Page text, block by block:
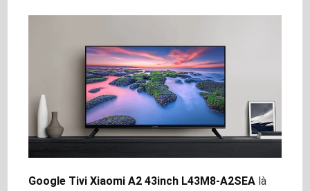
Google Tivi Xiaomi A2 43inch L43M8-A2SEA là